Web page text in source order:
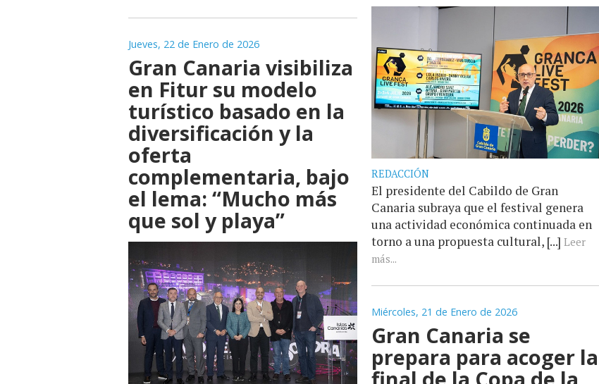
Jueves, 22 de Enero de 2026
Gran Canaria visibiliza
en Fitur su modelo
turístico basado en la
diversificación y la
oferta
complementaria, bajo
el lema: “Mucho más
que sol y playa”
REDACCIÓN
El presidente del Cabildo de Gran
Canaria subraya que el festival genera
una actividad económica continuada en
torno a una propuesta cultural, [...] Leer
más...
Miércoles, 21 de Enero de 2026
Gran Canaria se
prepara para acoger la